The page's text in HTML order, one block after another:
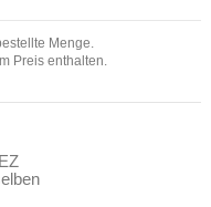
Menge.
Preis enthalten.